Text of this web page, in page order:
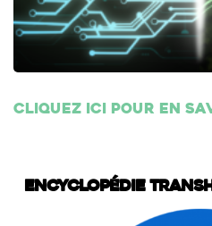
Cliquez ici pour en
Encyclopédie